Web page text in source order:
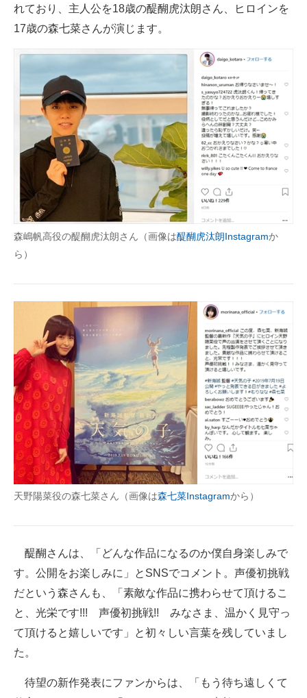
れており、主人公を18歳の醍醐虎汰朗さん、ヒロインを
17歳の森七菜さんが演じます。
森嶋帆高役の醍醐虎汰朗さん（画像は醍醐虎汰朗Instagramか
ら）
天野陽菜役の森七菜さん（画像は森七菜Instagramから）
醍醐さんは、「どんな作品になるのか僕自身楽しみで
す。公開をお楽しみに」とSNSでコメント。声優初挑戦
だという森さんも、「素敵な作品に携わらせて頂けるこ
と、光栄です!!! 声優初挑戦!! みなさま、温かく見守っ
て頂けると嬉しいです」と初々しい言葉を残していまし
た。
待望の新作発表にファンからは、「もう待ち遠しくて